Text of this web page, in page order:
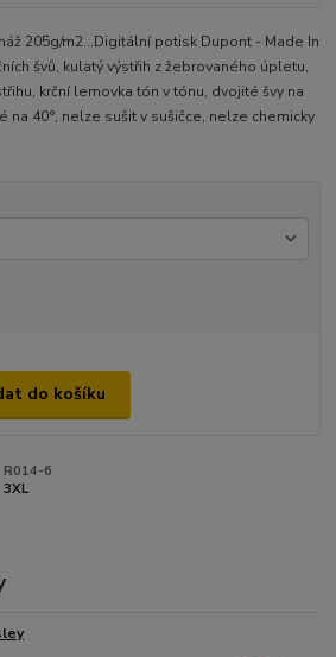
205g/m2...Digitální potisk Dupont - Made In
švů, kulatý výstřih z žebrovaného úpletu,
krční lemovka tón v tónu, dvojité švy na
na 40°, nelze sušit v sušičce, nelze chemicky
do košíku
R014-6
3XL